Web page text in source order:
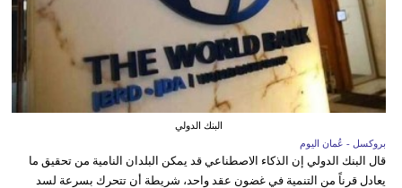
البنك الدولي
بروكسل - عُمان اليوم
قال البنك الدولي إن الذكاء الاصطناعي قد يمكن البلدان النامية من تحقيق ما
يعادل قرناً من التنمية في غضون عقد واحد، شريطة أن تتحرك بسرعة لسد